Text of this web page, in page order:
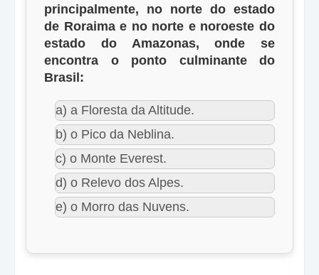
principalmente, no norte do estado
de Roraima e no norte e noroeste do
estado do Amazonas, onde se
encontra o ponto culminante do
Brasil:
a) a Floresta da Altitude.
b) o Pico da Neblina.
c) o Monte Everest.
d) o Relevo dos Alpes.
e) o Morro das Nuvens.